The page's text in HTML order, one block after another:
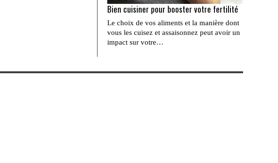
Bien cuisiner pour booster votre fertilité
Le choix de vos aliments et la manière dont
vous les cuisez et assaisonnez peut avoir un
impact sur votre…